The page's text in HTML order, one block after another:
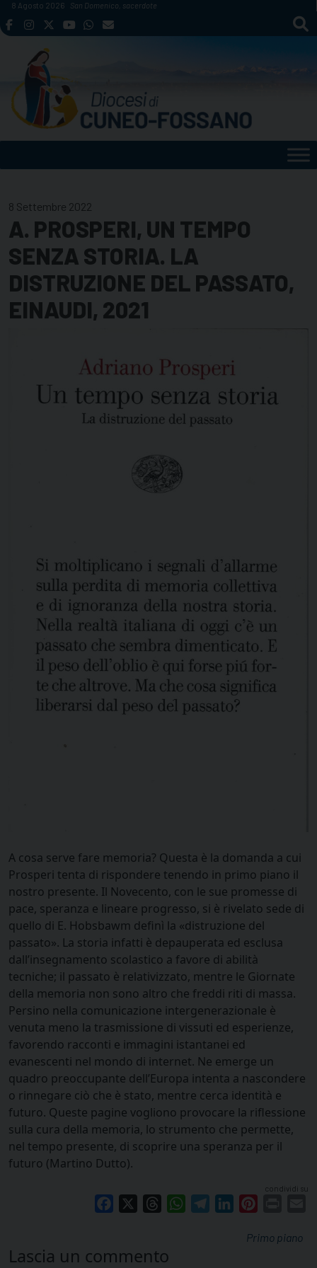
Skip
to
8 Agosto 2026 San Domenico, sacerdote
8 Settembre 2022
A. PROSPERI, UN TEMPO
SENZA STORIA. LA
DISTRUZIONE DEL PASSATO,
EINAUDI, 2021
A cosa serve fare memoria? Questa è la domanda a cui
Prosperi tenta di rispondere tenendo in primo piano il
nostro presente. Il Novecento, con le sue promesse di
pace, speranza e lineare progresso, si è rivelato sede di
quello di E. Hobsbawm definì la «distruzione del
passato». La storia infatti è depauperata ed esclusa
dall’insegnamento scolastico a favore di abilità
tecniche; il passato è relativizzato, mentre le Giornate
della memoria non sono altro che freddi riti di massa.
Persino nella comunicazione intergenerazionale è
venuta meno la trasmissione di vissuti ed esperienze,
favorendo racconti e immagini istantanei ed
evanescenti nel mondo di internet. Ne emerge un
quadro preoccupante dell’Europa intenta a nascondere
o rinnegare ciò che è stato, mentre cerca identità e
futuro. Queste pagine vogliono provocare la riflessione
sulla cura della memoria, lo strumento che permette,
nel tempo presente, di scoprire una speranza per il
futuro (Martino Dutto).
condividi su
Facebook ThreadsWhatsAppTelegramLinkedIn
Primo piano
Lascia un commento